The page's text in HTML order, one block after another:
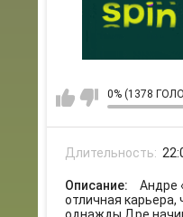
0% (1378
Длительность:
Описание:
Андре
отличная карьера,